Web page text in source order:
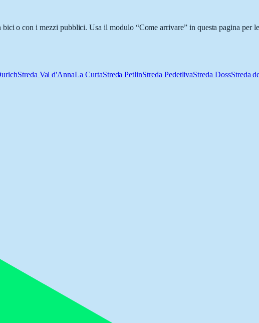
o con i mezzi pubblici. Usa il modulo “Come arrivare” in questa pagina per
Streda Val d'AnnaLa CurtaStreda PetlinStreda PedetlivaStreda DossStreda